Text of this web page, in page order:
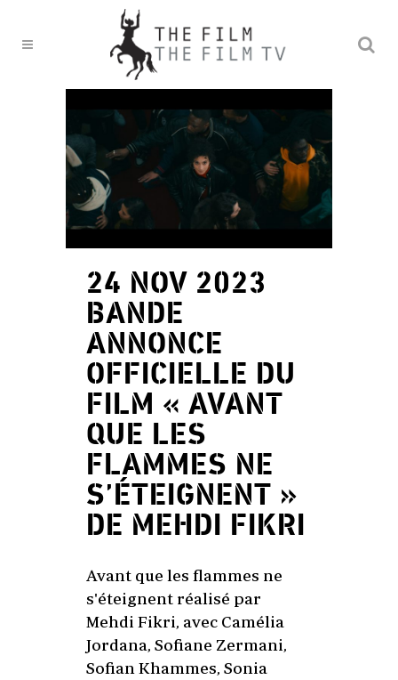
24 NOV 2023
BANDE
ANNONCE
OFFICIELLE DU
FILM « AVANT
QUE LES
FLAMMES NE
S’ÉTEIGNENT »
DE MEHDI FIKRI
Avant que les flammes ne
s'éteignent réalisé par
Mehdi Fikri, avec Camélia
Jordana, Sofiane Zermani,
Sofian Khammes, Sonia